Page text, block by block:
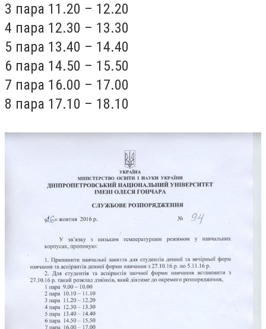
3 пара 11.20 – 12.20
4 пара 12.30 – 13.30
5 пара 13.40 – 14.40
6 пара 14.50 – 15.50
7 пара 16.00 – 17.00
8 пара 17.10 – 18.10